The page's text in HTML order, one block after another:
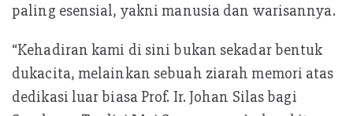
paling esensial, yakni manusia dan warisannya.
“Kehadiran kami di sini bukan sekadar bentuk
dukacita, melainkan sebuah ziarah memori atas
dedikasi luar biasa Prof. Ir. Johan Silas bagi